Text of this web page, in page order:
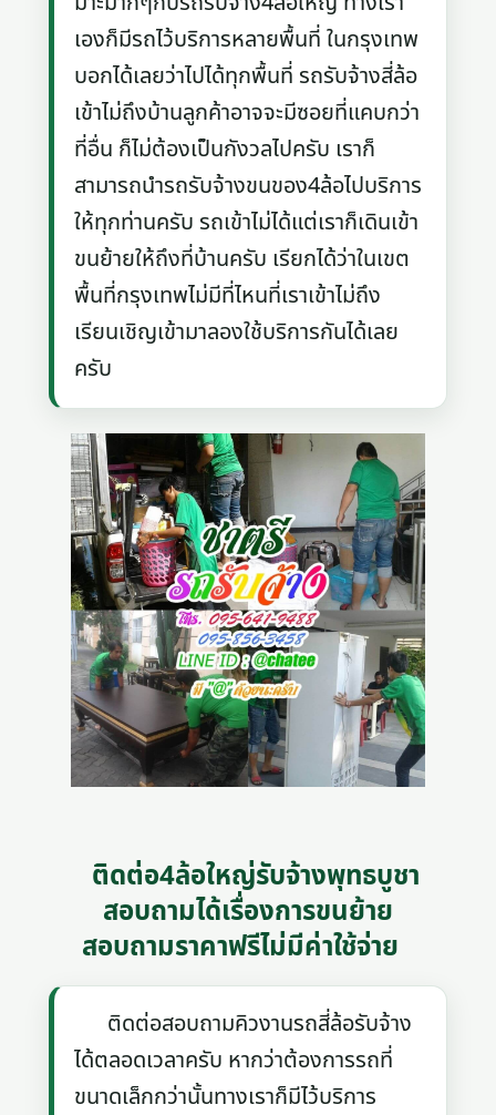
เองก็มีรถไว้บริการหลายพื้นที่ ในกรุงเทพ
บอกได้เลยว่าไปได้ทุกพื้นที่ รถรับจ้างสี่ล้อ
เข้าไม่ถึงบ้านลูกค้าอาจจะมีซอยที่แคบกว่า
ที่อื่น ก็ไม่ต้องเป็นกังวลไปครับ เราก็
สามารถนำรถรับจ้างขนของ4ล้อไปบริการ
ให้ทุกท่านครับ รถเข้าไม่ได้แต่เราก็เดินเข้า
ขนย้ายให้ถึงที่บ้านครับ เรียกได้ว่าในเขต
พื้นที่กรุงเทพไม่มีที่ไหนที่เราเข้าไม่ถึง
เรียนเชิญเข้ามาลองใช้บริการกันได้เลย
ครับ
ติดต่อ4ล้อใหญ่รับจ้างพุทธบูชา
สอบถามได้เรื่องการขนย้าย
สอบถามราคาฟรีไม่มีค่าใช้จ่าย
ติดต่อสอบถามคิวงานรถสี่ล้อรับจ้าง
ได้ตลอดเวลาครับ หากว่าต้องการรถที่
ขนาดเล็กกว่านั้นทางเราก็มีไว้บริการ